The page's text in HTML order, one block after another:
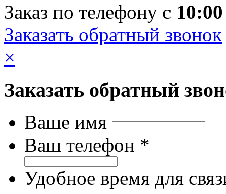
Заказ по телефону с 10:00
Заказать обратный звонок
×
Заказать обратный
Ваше имя
Ваш телефон *
Удобное время для